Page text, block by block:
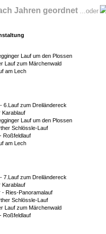
Jahren geordnet ...oder
Lauf um den Plossen
Lauf zum Märchenwald
am Lech
6.Lauf zum Dreiländereck
Karablauf
Lauf um den Plossen
Schlössle-Lauf
Roßfeldlauf
am Lech
7.Lauf zum Dreiländereck
Karablauf
- Ries-Panoramalauf
Schlössle-Lauf
Lauf zum Märchenwald
Roßfeldlauf